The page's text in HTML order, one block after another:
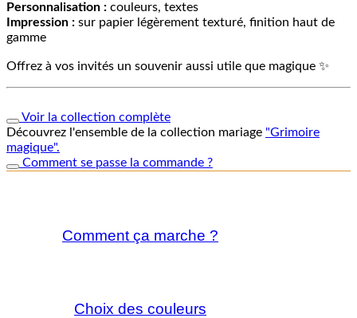
Personnalisation : couleurs, textes
Impression : sur papier légèrement texturé, finition haut de
gamme
Offrez à vos invités un souvenir aussi utile que magique ✨
Voir la collection complète
Découvrez l'ensemble de la collection mariage "Grimoire
magique".
Comment se passe la commande ?
Comment ça marche ?
Choix des couleurs